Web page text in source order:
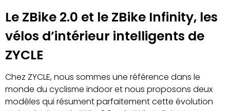
Le ZBike 2.0 et le ZBike Infinity, les
vélos d’intérieur intelligents de
ZYCLE
Chez ZYCLE, nous sommes une référence dans le
monde du cyclisme indoor et nous proposons deux
modèles qui résument parfaitement cette évolution